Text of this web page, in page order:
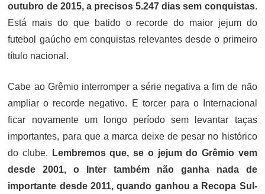
outubro de 2015, a precisos 5.247 dias sem conquistas.
Está mais do que batido o recorde do maior jejum do
futebol gaúcho em conquistas relevantes desde o primeiro
título nacional.
Cabe ao Grêmio interromper a série negativa a fim de não
ampliar o recorde negativo. E torcer para o Internacional
ficar novamente um longo período sem levantar taças
importantes, para que a marca deixe de pesar no histórico
do clube.
Lembremos que, se o jejum do Grêmio vem
desde 2001, o Inter também não ganha nada de
importante desde 2011, quando ganhou a Recopa Sul-